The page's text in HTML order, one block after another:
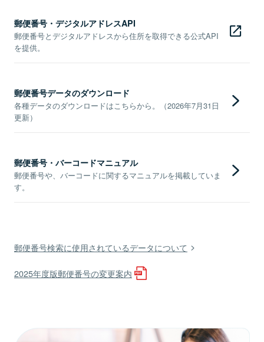
郵便番号・デジタルアドレスAPI
郵便番号とデジタルアドレスから住所を取得できる公式API
を提供。
郵便番号データのダウンロード
各種データのダウンロードはこちらから。（2026年7月31日
更新）
郵便番号・バーコードマニュアル
郵便番号や、バーコードに関するマニュアルを掲載していま
す。
郵便番号検索に使用されているデータについて
2025年度版郵便番号の変更案内